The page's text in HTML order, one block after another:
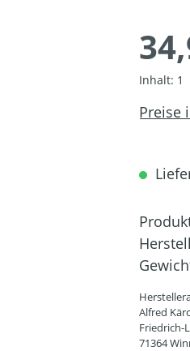
Inhalt: 1
Preise
Alfred
Friedrich-
71364